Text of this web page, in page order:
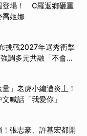
登場！ C羅返鄉砸重
喬姬娜
挑戰2027年選秀衝擊
調多元共融「不會成
」老虎小編遭炎上！
喊話「我愛你」
張志豪、許基宏都開